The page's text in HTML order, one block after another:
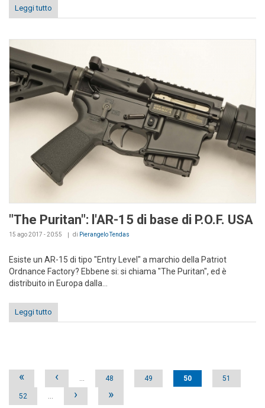
Leggi tutto
"The Puritan": l'AR-15 di base di P.O.F. USA
15 ago 2017 - 20:55 di Pierangelo Tendas
Esiste un AR-15 di tipo "Entry Level" a marchio della Patriot
Ordnance Factory? Ebbene si: si chiama "The Puritan", ed è
distribuito in Europa dalla...
Leggi tutto
Pages
« ‹ … 48 49 50 51
52 … › »